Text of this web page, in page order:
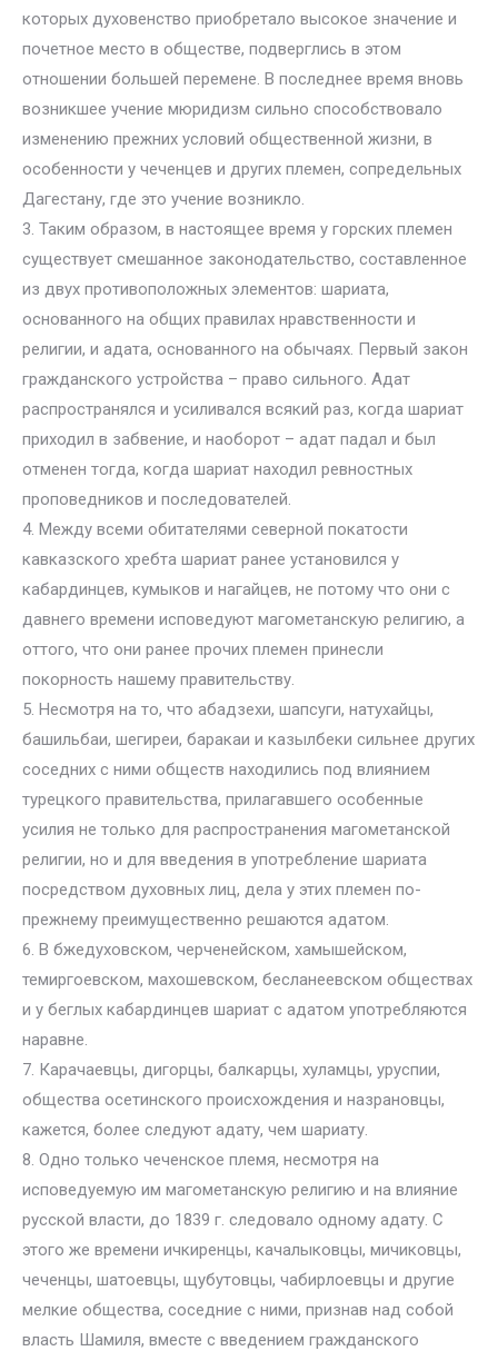
которых духовенство приобретало высокое значение и
почетное место в обществе, подверглись в этом
отношении большей перемене. В последнее время вновь
возникшее учение мюридизм сильно способствовало
изменению прежних условий общественной жизни, в
особенности у чеченцев и других племен, сопредельных
Дагестану, где это учение возникло.
3. Таким образом, в настоящее время у горских племен
существует смешанное законодательство, составленное
из двух противоположных элементов: шариата,
основанного на общих правилах нравственности и
религии, и адата, основанного на обычаях. Первый закон
гражданского устройства – право сильного. Адат
распространялся и усиливался всякий раз, когда шариат
приходил в забвение, и наоборот – адат падал и был
отменен тогда, когда шариат находил ревностных
проповедников и последователей.
4. Между всеми обитателями северной покатости
кавказского хребта шариат ранее установился у
кабардинцев, кумыков и нагайцев, не потому что они с
давнего времени исповедуют магометанскую религию, а
оттого, что они ранее прочих племен принесли
покорность нашему правительству.
5. Несмотря на то, что абадзехи, шапсуги, натухайцы,
башильбаи, шегиреи, баракаи и казылбеки сильнее других
соседних с ними обществ находились под влиянием
турецкого правительства, прилагавшего особенные
усилия не только для распространения магометанской
религии, но и для введения в употребление шариата
посредством духовных лиц, дела у этих племен по-
прежнему преимущественно решаются адатом.
6. В бжедуховском, черченейском, хамышейском,
темиргоевском, махошевском, бесланеевском обществах
и у беглых кабардинцев шариат с адатом употребляются
наравне.
7. Карачаевцы, дигорцы, балкарцы, хуламцы, уруспии,
общества осетинского происхождения и назрановцы,
кажется, более следуют адату, чем шариату.
8. Одно только чеченское племя, несмотря на
исповедуемую им магометанскую религию и на влияние
русской власти, до 1839 г. следовало одному адату. С
этого же времени ичкиренцы, качалыковцы, мичиковцы,
чеченцы, шатоевцы, щубутовцы, чабирлоевцы и другие
мелкие общества, соседние с ними, признав над собой
власть Шамиля, вместе с введением гражданского